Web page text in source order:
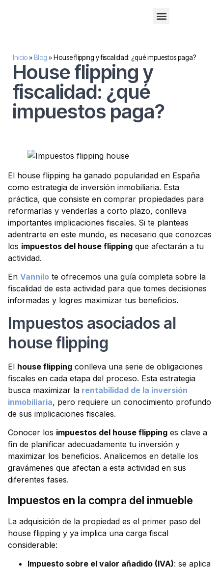
Inicio» Blog » House flipping y fiscalidad: ¿qué impuestos paga?
House flipping y
fiscalidad: ¿qué
impuestos paga?
El house flipping ha ganado popularidad en España
como estrategia de inversión inmobiliaria. Esta
práctica, que consiste en comprar propiedades para
reformarlas y venderlas a corto plazo, conlleva
importantes implicaciones fiscales. Si te planteas
adentrarte en este mundo, es necesario que conozcas
los impuestos del house flipping que afectarán a tu
actividad.
En Vannilo te ofrecemos una guía completa sobre la
fiscalidad de esta actividad para que tomes decisiones
informadas y logres maximizar tus beneficios.
Impuestos asociados al
house flipping
El house flipping conlleva una serie de obligaciones
fiscales en cada etapa del proceso. Esta estrategia
busca maximizar la rentabilidad de la inversión
inmobiliaria, pero requiere un conocimiento profundo
de sus implicaciones fiscales.
Conocer los impuestos del house flipping es clave a
fin de planificar adecuadamente tu inversión y
maximizar los beneficios. Analicemos en detalle los
gravámenes que afectan a esta actividad en sus
diferentes fases.
Impuestos en la compra del inmueble
La adquisición de la propiedad es el primer paso del
house flipping y ya implica una carga fiscal
considerable:
Impuesto sobre el valor añadido (IVA): se aplica